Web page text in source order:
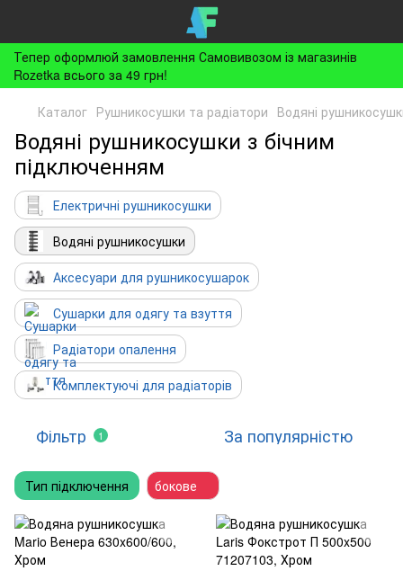
Тепер оформлюй замовлення Самовивозом із магазинів
Rozetka всього за 49 грн!
Каталог Рушникосушки та радіатори Водяні
Водяні рушникосушки з бічним
підключенням
Електричні рушникосушки
Водяні рушникосушки
Аксесуари для рушникосушарок
Сушарки для одягу та взуття
Радіатори опалення
Комплектуючі для радіаторів
Фільтр 1 За популярністю
Тип підключення бокове